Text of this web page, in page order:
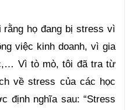
họ đang bị stress vì
việc kinh doanh, vì gia
Vì tò mò, tôi đã tra từ
về stress của các học
định nghĩa sau: “Stress